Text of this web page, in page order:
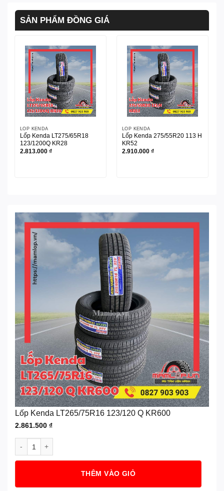
SẢN PHẨM ĐỒNG GIÁ
LỐP KENDA
Lốp Kenda LT275/65R18
123/1200Q KR28
2.813.000 ₫
LỐP KENDA
Lốp Kenda 275/55R20 113 H
KR52
2.910.000 ₫
Lốp Kenda LT265/75R16 123/120 Q KR600
2.861.500 ₫
THÊM VÀO GIỎ